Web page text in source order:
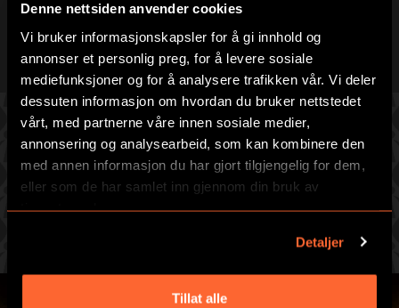
Denne nettsiden anvender cookies
Vi bruker informasjonskapsler for å gi innhold og
annonser et personlig preg, for å levere sosiale
mediefunksjoner og for å analysere trafikken vår. Vi deler
dessuten informasjon om hvordan du bruker nettstedet
vårt, med partnerne våre innen sosiale medier,
annonsering og analysearbeid, som kan kombinere den
med annen informasjon du har gjort tilgjengelig for dem,
eller som de har samlet inn gjennom din bruk av
tjenestene deres.
Detaljer
Tillat alle
VELG ET AV VÅRE FLOTTE SPILL
Gjør deg klar for en adrenalinfylt time med høy puls og